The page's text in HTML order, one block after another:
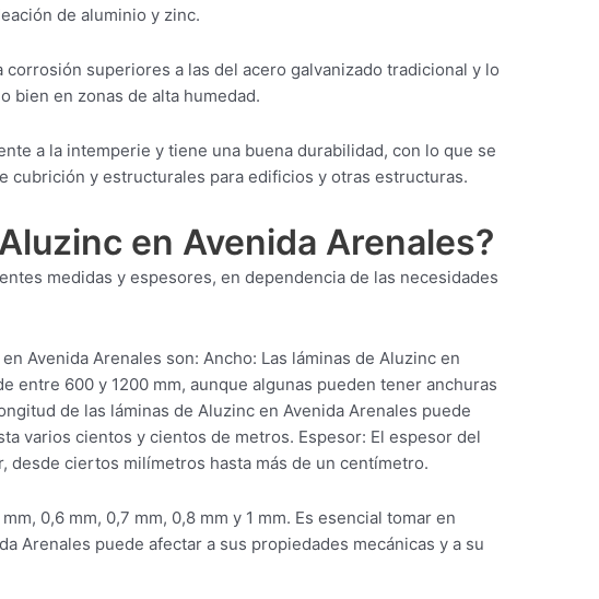
de aluminio y zinc.
superiores a las del acero galvanizado tradicional y lo
bien en zonas de alta humedad.
a la intemperie y tiene una buena durabilidad, con lo que se
cubrición y estructurales para edificios y otras estructuras.
en Avenida Arenales?
medidas y espesores, en dependencia de las necesidades
Avenida Arenales son: Ancho: Las láminas de Aluzinc en
entre 600 y 1200 mm, aunque algunas pueden tener anchuras
de las láminas de Aluzinc en Avenida Arenales puede
varios cientos y cientos de metros. Espesor: El espesor del
desde ciertos milímetros hasta más de un centímetro.
0,6 mm, 0,7 mm, 0,8 mm y 1 mm. Es esencial tomar en
Arenales puede afectar a sus propiedades mecánicas y a su